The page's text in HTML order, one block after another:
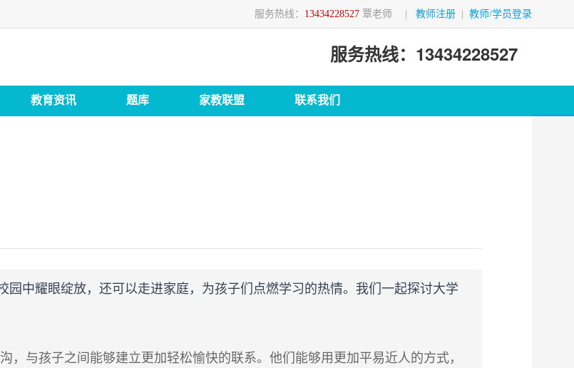
服务热线： 13434228527 覃老师 教师注册 教师/学员登录
服务热线：13434228527
教育资讯 题库 家教联盟 联系我们
园中耀眼绽放，还可以走进家庭，为孩子们点燃学习的热情。我们一起探讨大学
，与孩子之间能够建立更加轻松愉快的联系。他们能够用更加平易近人的方式，